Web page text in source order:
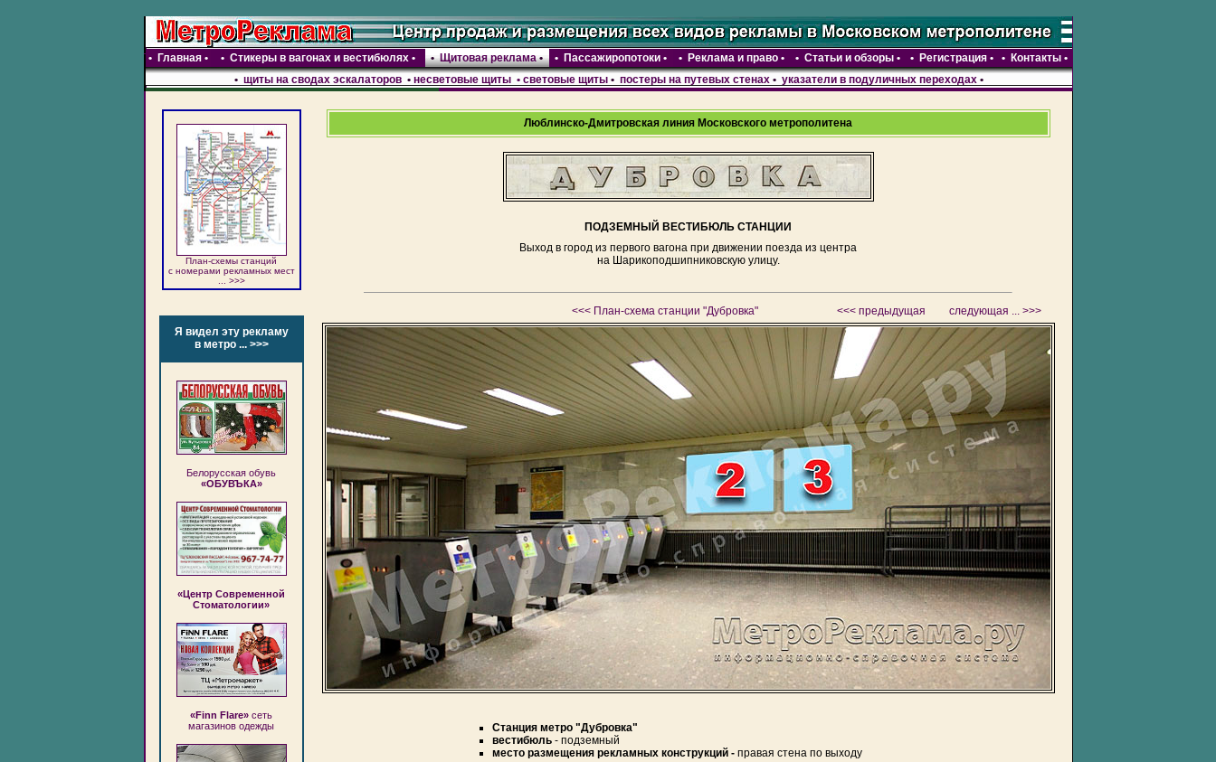
• Главная• • Стикеры в вагонах и вестибюлях• •Щитовая реклама• • Пассажиропотоки • • Реклама и право• • Статьи и обзоры• • Регистрация • • Контакты •
• щиты на сводах эскалаторов• несветовые щиты • световые щиты• постеры на путевых стенах• указатели в подуличных переходах•
План-схемы станций
c номерами рекламных мест
... >>>
Я видел эту рекламу
в метро ... >>>
Белорусская обувь
«ОБУВЪКА»
«Центр Современной
Стоматологии»
«Finn Flare» сеть
магазинов одежды
Люблинско-Дмитровская линия Московского метрополитена
ПОДЗЕМНЫЙ ВЕСТИБЮЛЬ СТАНЦИИ
Выход в город из первого вагона при движении поезда из центра
на Шарикоподшипниковскую улицу.
<<< План-схема станции "Дубровка" <<< предыдущая следующая ... >>>
Станция метро "Дубровка"
вестибюль- подземный
место размещения рекламных конструкций -правая стена по выходу